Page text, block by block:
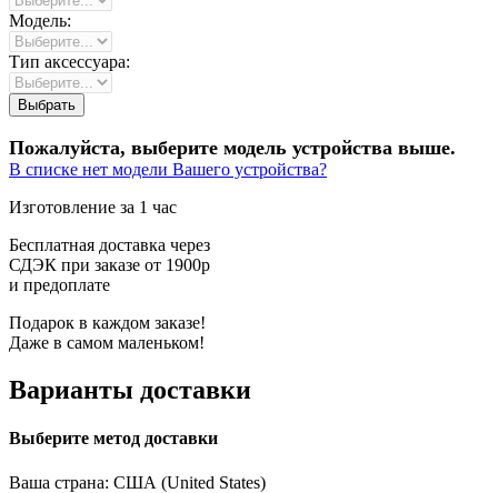
Модель:
Тип аксессуара:
Пожалуйста, выберите модель устройства выше.
В списке нет модели Вашего устройства?
Изготовление за 1 час
Бесплатная доставка через
СДЭК при заказе от 1900р
и предоплате
Подарок в каждом заказе!
Даже в самом маленьком!
Варианты доставки
Выберите метод доставки
Ваша страна: США (United States)